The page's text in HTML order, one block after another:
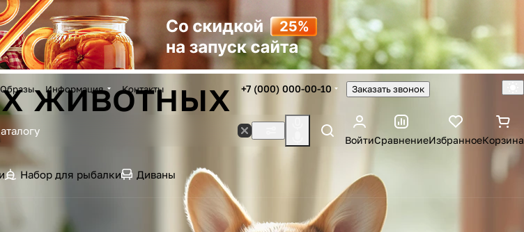
Образы Информация Контакты +7 (000) 000-00-10 Заказать звонок
ВойтиСравнениеИзбранноеКорзина
Набор для рыбалки Диваны
животных